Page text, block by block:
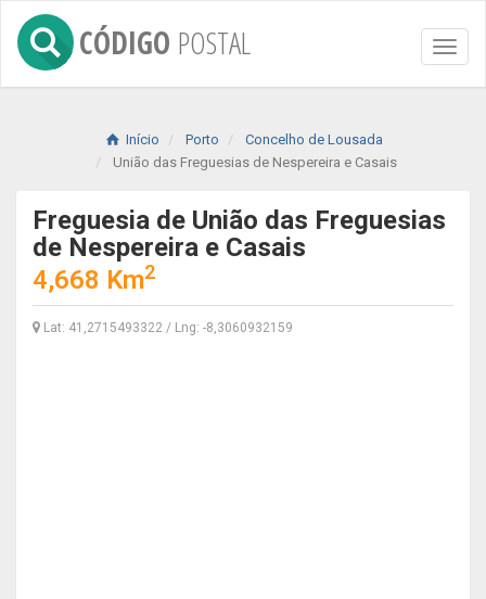
Toggle
CÓDIGO POSTAL
Início Porto
Concelho de Lousada
União das Freguesias de Nespereira e Casais
Freguesia de União das Freguesias
de Nespereira e Casais
4,668 Km2
Lat: 41,2715493322 / Lng: -8,3060932159